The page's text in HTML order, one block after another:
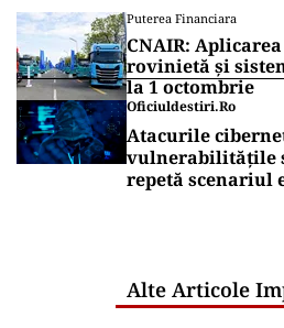
Puterea Financiara
CNAIR:
rovinietă și
la 1 octombrie
Oficiuldestiri.ro
Atacurile
vulnerabilitățile
repetă scenariul
Alte Articole